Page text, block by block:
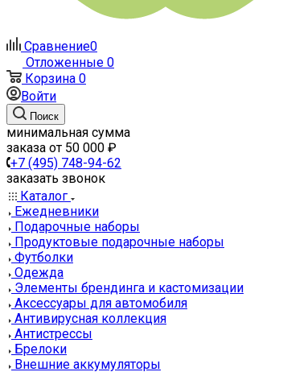
Сравнение0
Отложенные 0
Корзина 0
Войти
Поиск
минимальная сумма
заказа от 50 000 ₽
+7 (495) 748-94-62
заказать звонок
Каталог
Ежедневники
Подарочные наборы
Продуктовые подарочные наборы
Футболки
Одежда
Элементы брендинга и кастомизации
Аксессуары для автомобиля
Антивирусная коллекция
Антистрессы
Брелоки
Внешние аккумуляторы